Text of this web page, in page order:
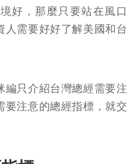
好，那麼只要站在風口
人需要好好了解美國和台
編只介紹台灣總經需要注
要注意的總經指標，就交